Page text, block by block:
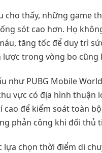
cho thấy, những game
sót cao hơn. Họ
tăng tốc để duy trì
lược trong vòng bo
như PUBG Mobile
vực có địa hình thuận
cao để kiểm soát toàn
phản công khi đối thủ
lựa chọn thời điểm di